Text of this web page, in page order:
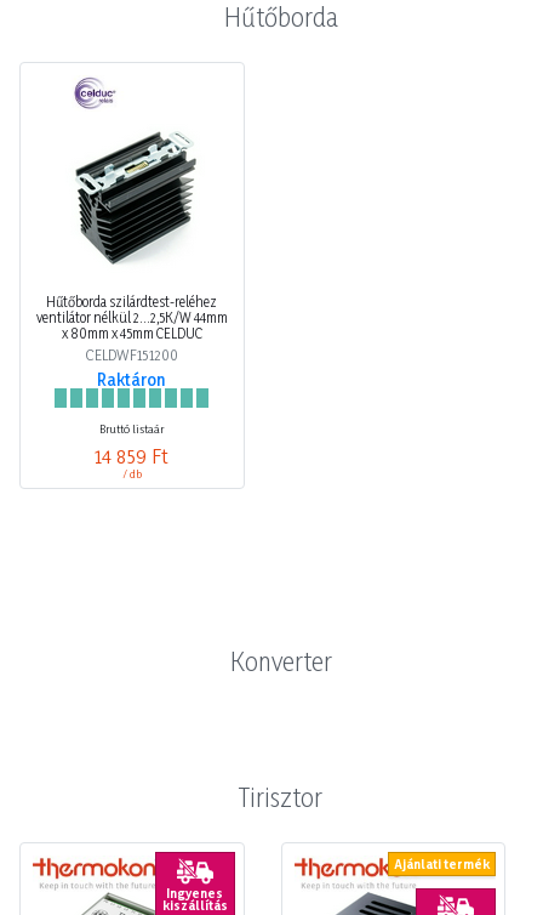
Hűtőborda
Hűtőborda szilárdtest-reléhez
ventilátor nélkül 2...2,5K/W 44mm
x 80mm x 45mm CELDUC
CELDWF151200
Raktáron
Bruttó listaár
14 859 Ft
/ db
Konverter
Tirisztor
Ingyenes
kiszállítás
Ajánlati termék